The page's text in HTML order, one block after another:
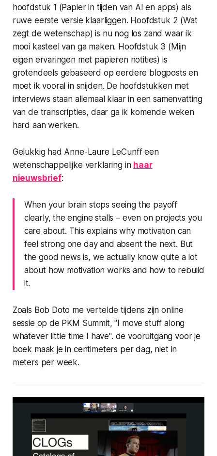
hoofdstuk 1 (Papier in tijden van AI en apps) als
ruwe eerste versie klaarliggen. Hoofdstuk 2 (Wat
zegt de wetenschap) is nu nog los zand waar ik
mooi kasteel van ga maken. Hoofdstuk 3 (Mijn
eigen ervaringen met papieren notities) is
grotendeels gebaseerd op eerdere blogposts en
moet ik vooral in snijden. De hoofdstukken met
interviews staan allemaal klaar in een samenvatting
van de transcripties, daar ga ik komende weken
hard aan werken.
Gelukkig had Anne-Laure LeCunff een
wetenschappelijke verklaring in haar
nieuwsbrief:
When your brain stops seeing the payoff
clearly, the engine stalls – even on projects you
care about. This explains why motivation can
feel strong one day and absent the next. But
the good news is, we actually know quite a lot
about how motivation works and how to rebuild
it.
Zoals Bob Doto me vertelde tijdens zijn online
sessie op de PKM Summit, " I move stuff along
whatever little time I have". de vooruitgang voor je
boek maak je in centimeters per dag, niet in
meters per week.